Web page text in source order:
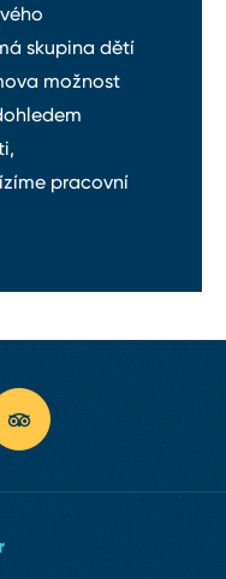
skupina dětí
možnost
pracovní